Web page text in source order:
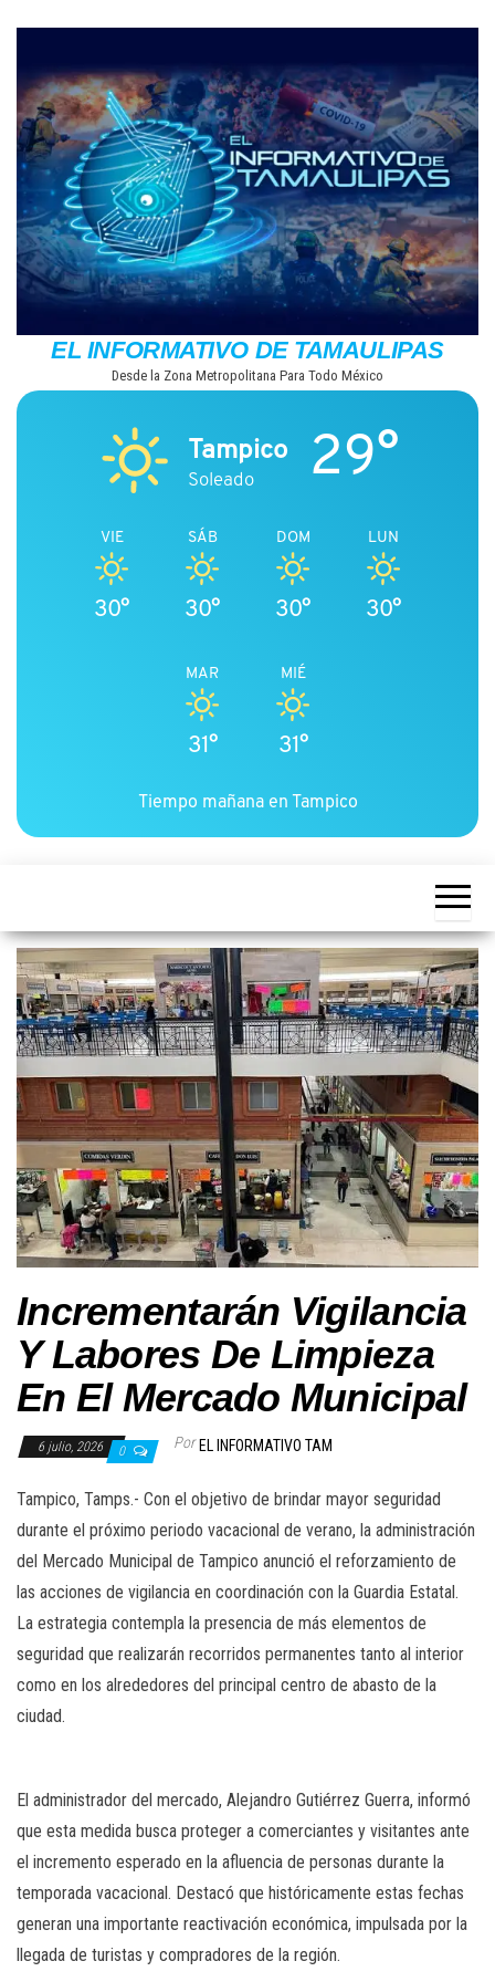
contenido
EL INFORMATIVO DE TAMAULIPAS
Desde la Zona Metropolitana Para Todo México
Tampico
Soleado 29°
VIE
30°
SÁB
30°
DOM
30°
LUN
30°
MAR
31°
MIÉ
31°
Tiempo mañana en Tampico
Incrementarán Vigilancia
Y Labores De Limpieza
En El Mercado Municipal
6 julio, 2026 0 Por EL INFORMATIVO TAM
Tampico, Tamps.- Con el objetivo de brindar mayor seguridad
durante el próximo periodo vacacional de verano, la administración
del Mercado Municipal de Tampico anunció el reforzamiento de
las acciones de vigilancia en coordinación con la Guardia Estatal.
La estrategia contempla la presencia de más elementos de
seguridad que realizarán recorridos permanentes tanto al interior
como en los alrededores del principal centro de abasto de la
ciudad.
El administrador del mercado, Alejandro Gutiérrez Guerra, informó
que esta medida busca proteger a comerciantes y visitantes ante
el incremento esperado en la afluencia de personas durante la
temporada vacacional. Destacó que históricamente estas fechas
generan una importante reactivación económica, impulsada por la
llegada de turistas y compradores de la región.